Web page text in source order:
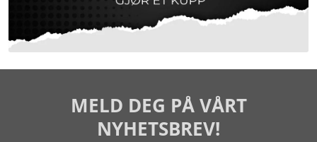
MELD DEG PÅ VÅRT
NYHETSBREV!